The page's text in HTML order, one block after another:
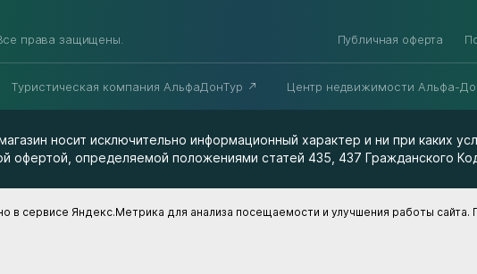
права защищены. Публичная оферта
Туристическая компания АльфаДонТур Центр недвижимости Альфа-
носит исключительно информационный характер и ни при каких
офертой, определяемой положениями статей 435, 437 Гражданского
сервисе Яндекс.Метрика для анализа посещаемости и улучшения работы сайта.